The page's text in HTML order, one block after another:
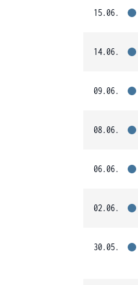
15.06.
14.06.
09.06.
08.06.
06.06.
02.06.
30.05.